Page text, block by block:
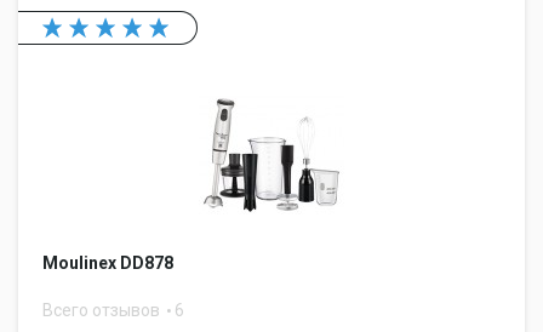
Moulinex DD878
Всего отзывов 6